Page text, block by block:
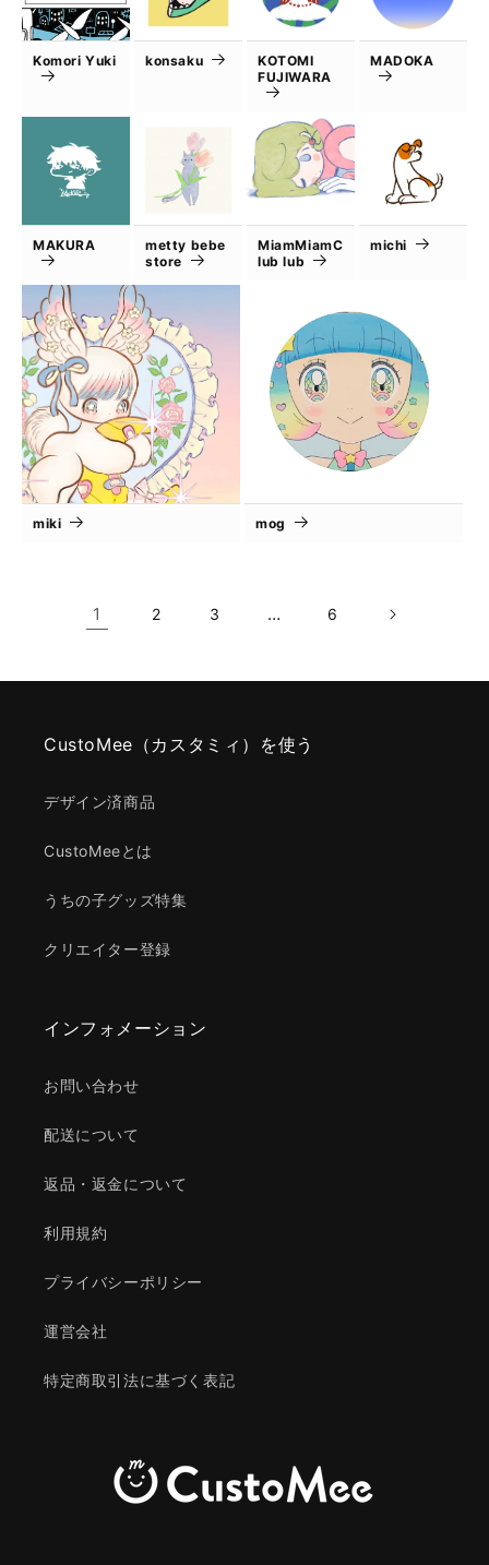
Komori Yuki konsaku
KOTOMI
FUJIWARA
MADOKA
MAKURA
metty bebe
store
MiamMiamC
lub lub
michi
miki mog
1 2 3 … 6
CustoMee（カスタミィ）を使う
デザイン済商品
CustoMeeとは
うちの子グッズ特集
クリエイター登録
インフォメーション
お問い合わせ
配送について
返品・返金について
利用規約
プライバシーポリシー
運営会社
特定商取引法に基づく表記